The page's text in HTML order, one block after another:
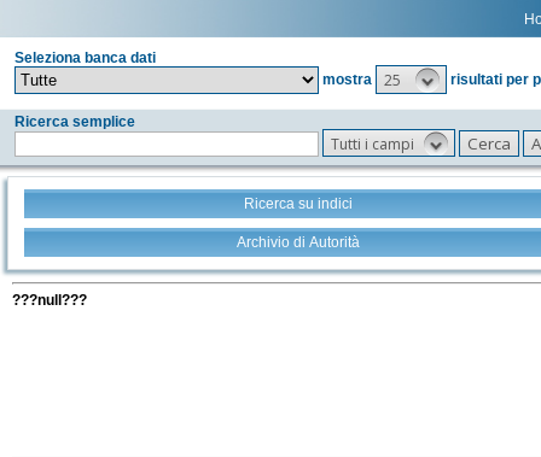
Seleziona banca dati
mostra
25 risultati per
Ricerca semplice
Tutti i campi
Ricerca su indici
Archivio di Autorità
???null???